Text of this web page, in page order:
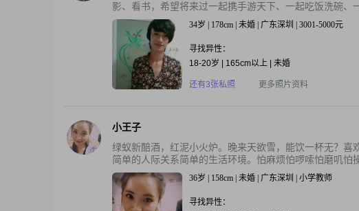
影、看书，希望将来过一起携手游天下、一起吃饭洗碗、
34岁 | 178cm | 未婚 | 广东深圳 | 3001-5000元
寻找异性：
18-20岁 | 165cm以上 | 未婚
还有3张私照 更多照片资料
小王子
绿蚁新醅酒，红泥小火炉。晚来天欲雪，能饮一杯无？
简单的人际关系简单的生活环境。怕麻烦怕啰嗦怕磨叽怕
36岁 | 158cm | 未婚 | 广东深圳 | 小学教师
寻找异性：